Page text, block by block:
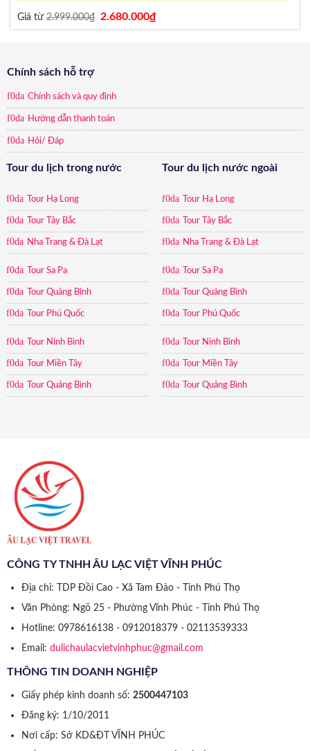
Giá từ2.999.000₫
Giá
là:
2.680.000₫Giá
hiện
tại
Chính sách hỗ trợ
Chính sách và quy định
Hướng dẫn thanh toán
Hỏi/ Đáp
Tour du lịch trong nước
Tour Hạ Long
Tour Tây Bắc
Nha Trang & Đà Lạt
Tour Sa Pa
Tour Quảng Bình
Tour Phú Quốc
Tour Ninh Bình
Tour Miền Tây
Tour Quảng Bình
Tour du lịch nước ngoài
Tour Hạ Long
Tour Tây Bắc
Nha Trang & Đà Lạt
Tour Sa Pa
Tour Quảng Bình
Tour Phú Quốc
Tour Ninh Bình
Tour Miền Tây
Tour Quảng Bình
CÔNG TY TNHH ÂU LẠC VIỆT VĨNH PHÚC
Địa chỉ: TDP Đồi Cao - Xã Tam Đảo - Tỉnh Phú Thọ
Văn Phòng: Ngõ 25 - Phường Vĩnh Phúc - Tỉnh Phú Thọ
Hotline: 0978616138 - 0912018379 - 02113539333
Email: dulichaulacvietvinhphuc@gmail.com
THÔNG TIN DOANH NGHIỆP
Giấy phép kinh doanh số: 2500447103
Đăng ký: 1/10/2011
Nơi cấp: Sở KD&ĐT VĨNH PHÚC